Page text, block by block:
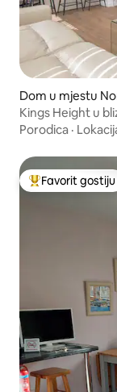
Dom u mjestu
Kings Height u
Porodica ·
Glavni favorit
Favorit gostiju